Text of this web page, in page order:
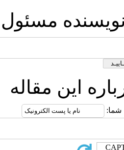
مسئول
مقاله